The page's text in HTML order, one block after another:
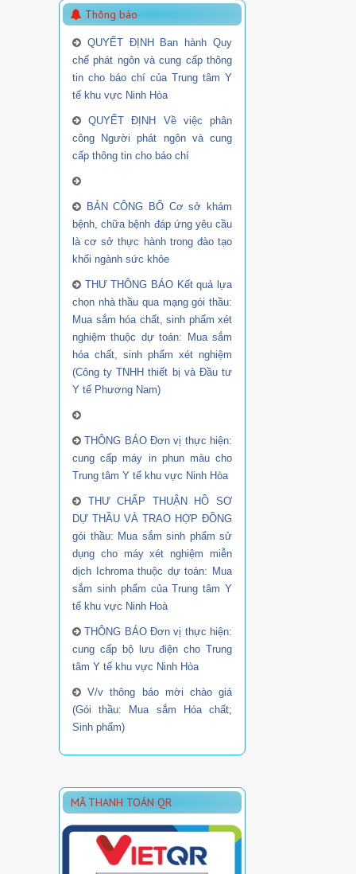
Thông báo
QUYẾT ĐỊNH Ban hành Quy
chế phát ngôn và cung cấp thông
tin cho báo chí của Trung tâm Y
tế khu vực Ninh Hòa
QUYẾT ĐỊNH Về việc phân
công Người phát ngôn và cung
cấp thông tin cho báo chí
BẢN CÔNG BỐ Cơ sở khám
bệnh, chữa bệnh đáp ứng yêu cầu
là cơ sở thực hành trong đào tạo
khối ngành sức khỏe
THƯ THÔNG BÁO Kết quả lựa
chọn nhà thầu qua mạng gói thầu:
Mua sắm hóa chất, sinh phẩm xét
nghiệm thuộc dự toán: Mua sắm
hóa chất, sinh phẩm xét nghiệm
(Công ty TNHH thiết bị và Đầu tư
Y tế Phương Nam)
THÔNG BÁO Đơn vị thực hiện:
cung cấp máy in phun màu cho
Trung tâm Y tế khu vực Ninh Hòa
THƯ CHẤP THUẬN HỒ SƠ
DỰ THẦU VÀ TRAO HỢP ĐỒNG
gói thầu: Mua sắm sinh phẩm sử
dụng cho máy xét nghiệm miễn
dịch Ichroma thuộc dự toán: Mua
sắm sinh phẩm của Trung tâm Y
tế khu vực Ninh Hoà
THÔNG BÁO Đơn vị thực hiện:
cung cấp bộ lưu điện cho Trung
tâm Y tế khu vực Ninh Hòa
V/v thông báo mời chào giá
(Gói thầu: Mua sắm Hóa chất;
Sinh phẩm)
MÃ THANH TOÁN QR